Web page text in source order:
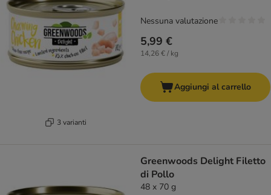
3 varianti
5,99 €
14,26 € / kg
Nessuna valutazione
Aggiungi al carrello
Greenwoods Delight Filetto
di Pollo
48 x 70 g